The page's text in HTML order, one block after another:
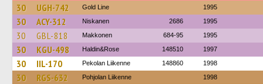
30 UGH-742 Gold Line 1995
30 ACY-312 Niskanen 2686 1995
30 GBL-818 Makkonen 684-95 1995
30 KGU-498 Haldin&Rose 148510 1997
30 IIL-170 Pekolan Liikenne 148860 1998
30 RGS-632 Pohjolan Liikenne 1998